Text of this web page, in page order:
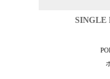
SINGLE